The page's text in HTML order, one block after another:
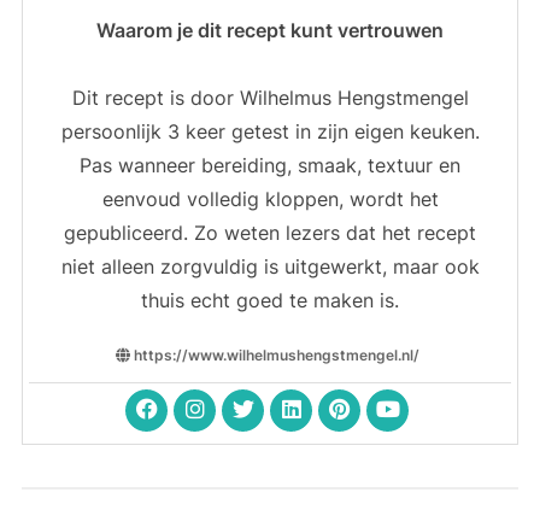
Waarom je dit recept kunt vertrouwen
Dit recept is door Wilhelmus Hengstmengel
persoonlijk 3 keer getest in zijn eigen keuken.
Pas wanneer bereiding, smaak, textuur en
eenvoud volledig kloppen, wordt het
gepubliceerd. Zo weten lezers dat het recept
niet alleen zorgvuldig is uitgewerkt, maar ook
thuis echt goed te maken is.
https://www.wilhelmushengstmengel.nl/